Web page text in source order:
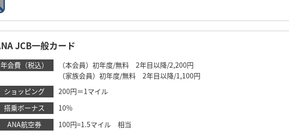
JCB一般カード
年会費（税込）
（本会員）初年度/無料 2年目以降/2,200円
（家族会員）初年度/無料 2年目以降/1,100円
ショッピング
200円＝1マイル
搭乗ボーナス
10%
ANA航空券
100円=1.5マイル 相当